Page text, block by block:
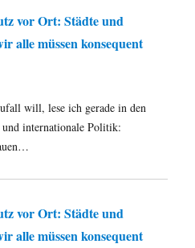
vor Ort: Städte und
alle müssen konsequent
will, lese ich gerade in den
internationale Politik:
vor Ort: Städte und
alle müssen konsequent